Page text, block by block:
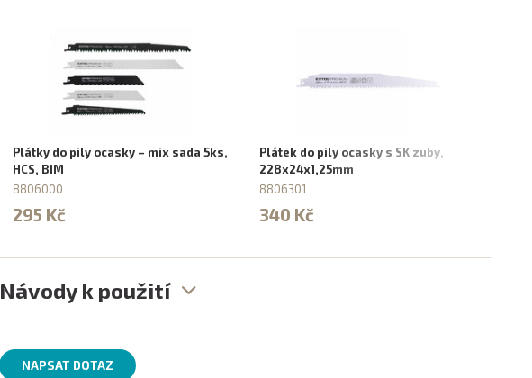
Plátky do pily ocasky – mix sada 5ks,
HCS, BIM
8806000
295 Kč
Plátek do pily ocasky s SK zuby,
228x24x1,25mm
8806301
340 Kč
Návody k použití
NAPSAT DOTAZ